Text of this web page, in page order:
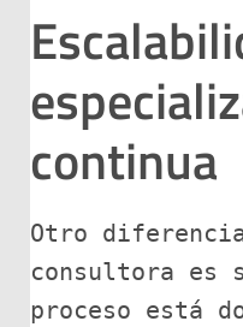
continua
Otro
consultora es
proceso está